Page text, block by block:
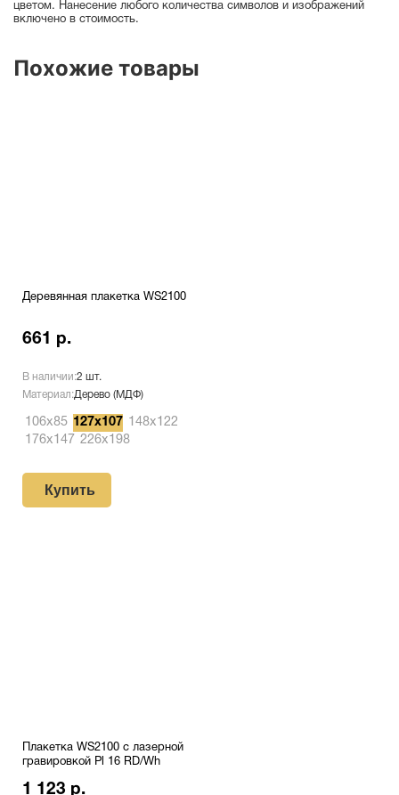
цветом. Нанесение любого количества символов и изображений
включено в стоимость.
Похожие товары
Деревянная плакетка WS2100
661 р.
В наличии:2 шт.
Материал:Дерево (МДФ)
106х85 127х107
148х122
176х147 226х198
Купить
Плакетка WS2100 с лазерной
гравировкой Pl 16 RD/Wh
1 123 р.